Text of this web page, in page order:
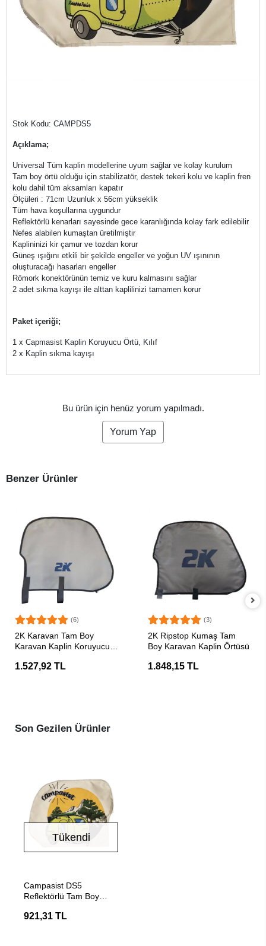
Stok Kodu: CAMPDS5
Açıklama;
Universal Tüm kaplin modellerine uyum sağlar ve kolay kurulum
Tam boy örtü olduğu için stabilizatör, destek tekeri kolu ve kaplin fren
kolu dahil tüm aksamları kapatır
Ölçüleri : 71cm Uzunluk x 56cm yükseklik
Tüm hava koşullarına uygundur
Reflektörlü kenarları sayesinde gece karanlığında kolay fark edilebilir
Nefes alabilen kumaştan üretilmiştir
Kaplininizi kir çamur ve tozdan korur
Güneş ışığını etkili bir şekilde engeller ve yoğun UV ışınının
oluşturacağı hasarları engeller
Römork konektörünün temiz ve kuru kalmasını sağlar
2 adet sıkma kayışı ile alttan kaplilinizi tamamen korur
Paket içeriği;
1 x Capmasist Kaplin Koruyucu Örtü, Kılıf
2 x Kaplin sıkma kayışı
Bu ürün için henüz yorum yapılmadı.
Yorum Yap
Benzer Ürünler
(6)
2K Karavan Tam Boy
Karavan Kaplin Koruyucu
1.527,92 TL
(3)
2K Ripstop Kumaş Tam
Boy Karavan Kaplin Örtüsü
1.848,15 TL
Son Gezilen Ürünler
Tükendi
Campasist DS5
Reflektörlü Tam Boy
Koruyucu Örtü
921,31 TL